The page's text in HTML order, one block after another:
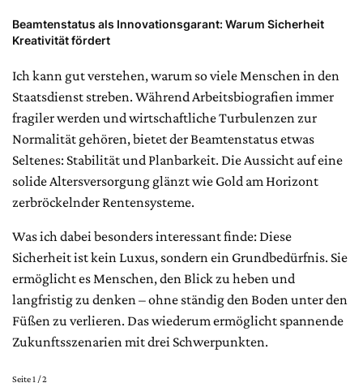
Beamtenstatus als Innovationsgarant: Warum Sicherheit
Kreativität fördert
Ich kann gut verstehen, warum so viele Menschen in den
Staatsdienst streben. Während Arbeitsbiografien immer
fragiler werden und wirtschaftliche Turbulenzen zur
Normalität gehören, bietet der Beamtenstatus etwas
Seltenes: Stabilität und Planbarkeit. Die Aussicht auf eine
solide Altersversorgung glänzt wie Gold am Horizont
zerbröckelnder Rentensysteme.
Was ich dabei besonders interessant finde: Diese
Sicherheit ist kein Luxus, sondern ein Grundbedürfnis. Sie
ermöglicht es Menschen, den Blick zu heben und
langfristig zu denken – ohne ständig den Boden unter den
Füßen zu verlieren. Das wiederum ermöglicht spannende
Zukunftsszenarien mit drei Schwerpunkten.
Seite 1 / 2